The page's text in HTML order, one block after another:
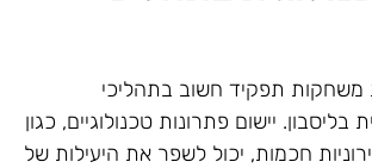
משחקות תפקיד חשוב בתהליכי
יישום פתרונות טכנולוגיים, כגון
חכמות, יכול לשפר את היעילות של